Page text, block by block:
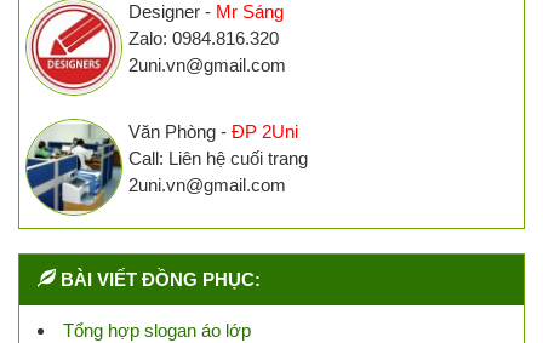
Designer - Mr Sáng
Zalo: 0984.816.320
2uni.vn@gmail.com
Văn Phòng - ĐP 2Uni
Call: Liên hệ cuối trang
2uni.vn@gmail.com
BÀI VIẾT ĐỒNG PHỤC:
Tổng hợp slogan áo lớp